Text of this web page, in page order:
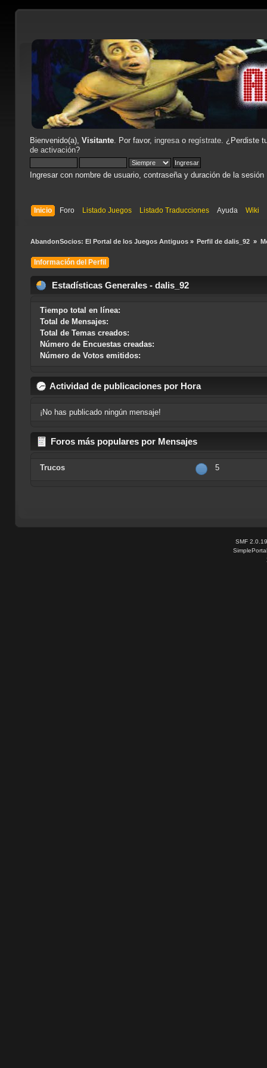
Bienvenido(a), Visitante. Por favor, ingresao regístrate. ¿Perdiste
de activación?
Ingresar con nombre de usuario, contraseña y duración de la sesión
Inicio Foro Listado Juegos Listado Traducciones Ayuda Wiki
AbandonSocios: El Portal de los Juegos Antiguos» Perfil de dalis_92 »
Información del Perfil
Estadísticas Generales - dalis_92
Tiempo total en línea:
Total de Mensajes:
Total de Temas creados:
Número de Encuestas creadas:
Número de Votos emitidos:
Actividad de publicaciones por Hora
¡No has publicado ningún mensaje!
Foros más populares por Mensajes
Trucos 5
SMF 2.0.19